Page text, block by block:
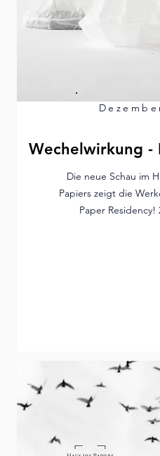
Wechelwirkung -
Die neue Schau im
Papiers zeigt die
Paper Residency!